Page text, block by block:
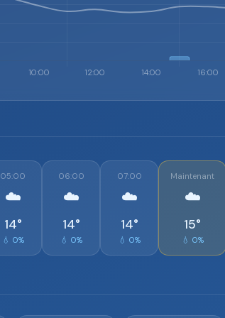
05:00
☁️
14°
💧 0%
06:00
☁️
14°
💧 0%
07:00
☁️
14°
💧 0%
Maintenant
☁️
15°
💧 0%